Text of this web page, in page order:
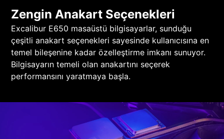
Zengin Anakart Seçenekleri
Excalibur E650 masaüstü bilgisayarlar, sunduğu
çeşitli anakart seçenekleri sayesinde kullanıcısına en
temel bileşenine kadar özelleştirme imkanı sunuyor.
Bilgisayarın temeli olan anakartını seçerek
performansını yaratmaya başla.